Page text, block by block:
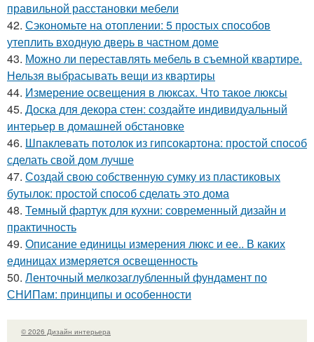
правильной расстановки мебели
42. Сэкономьте на отоплении: 5 простых способов
утеплить входную дверь в частном доме
43. Можно ли переставлять мебель в съемной квартире.
Нельзя выбрасывать вещи из квартиры
44. Измерение освещения в люксах. Что такое люксы
45. Доска для декора стен: создайте индивидуальный
интерьер в домашней обстановке
46. Шпаклевать потолок из гипсокартона: простой способ
сделать свой дом лучше
47. Создай свою собственную сумку из пластиковых
бутылок: простой способ сделать это дома
48. Темный фартук для кухни: современный дизайн и
практичность
49. Описание единицы измерения люкс и ее.. В каких
единицах измеряется освещенность
50. Ленточный мелкозаглубленный фундамент по
СНИПам: принципы и особенности
© 2026 Дизайн интерьера